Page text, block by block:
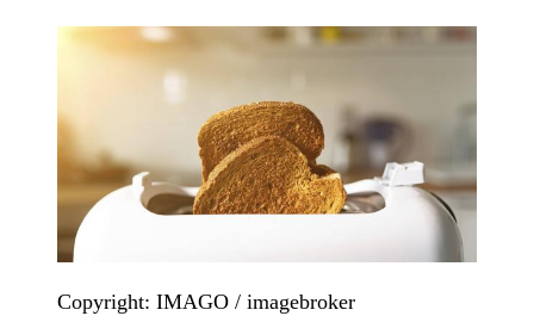
Copyright: IMAGO / imagebroker